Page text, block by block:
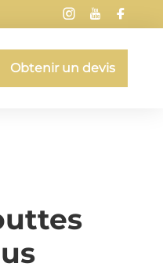
Obtenir un devis